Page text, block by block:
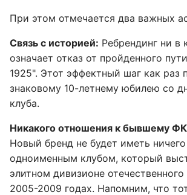
При этом отмечается два важных
Связь с историей: Ребрендинг ни в
означает отказ от пройденного
1925". Этот эффектный шаг как раз
знаковому 10-летнему юбилею со
клуба.
Никакого отношения к бывшему
Новый бренд не будет иметь
одноименным клубом, который
элитном дивизионе
2005-2009 годах. Напомним, что